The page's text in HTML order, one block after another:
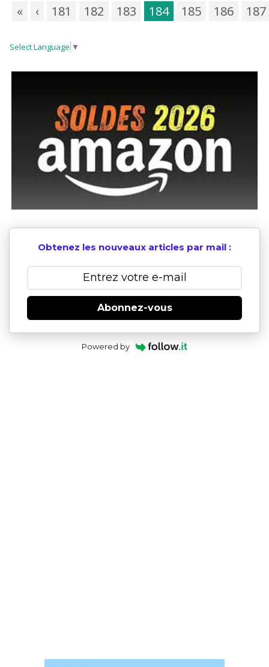
« ‹ 181 182 183 184 185 186 187
Select Language ▼
Obtenez les nouveaux articles par mail :
Abonnez-vous
Powered by